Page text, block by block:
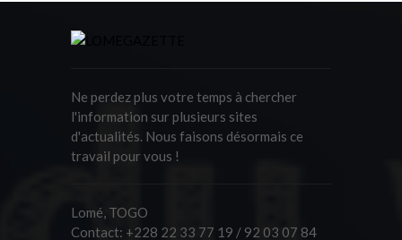
Ne perdez plus votre temps à chercher
l'information sur plusieurs sites
d'actualités. Nous faisons désormais ce
travail pour vous !
Lomé, TOGO
Contact: +228 22 33 77 19 / 92 03 07 84